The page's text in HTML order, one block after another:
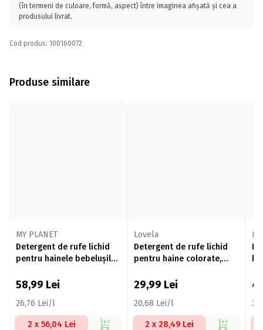
(în termeni de culoare, formă, aspect) între imaginea afișată și cea a
produsului livrat.
Cod produs: 100160072
Produse similare
MY PLANET
Detergent de rufe lichid
pentru hainele bebelușilor,
58,99 Lei
26,76 Lei/l
2 x 56,04 Lei
Lovela
Detergent de rufe lichid
pentru haine colorate,
1.45l
29,99 Lei
20,68 Lei/l
2 x 28,49 Lei